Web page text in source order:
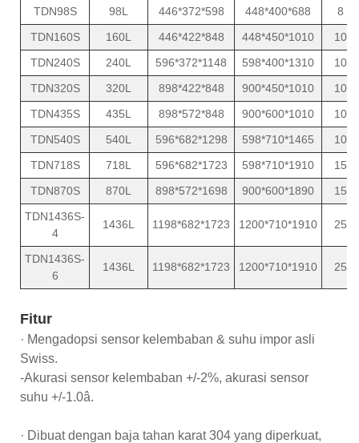
TDN98S
98L 446*372*598 448*400*688
8
TDN160S
160L 446*422*848 448*450*1010
10
TDN240S
240L 596*372*1148 598*400*1310
10
TDN320S
320L 898*422*848 900*450*1010
10
TDN435S
435L 898*572*848 900*600*1010
10
TDN540S
540L 596*682*1298 598*710*1465
10
TDN718S
718L 596*682*1723 598*710*1910
15
TDN870S
870L 898*572*1698 900*600*1890
15
TDN1436S-
4
1436L 1198*682*1723 1200*710*1910 25
TDN1436S-
6
1436L 1198*682*1723 1200*710*1910 25
Fitur
· Mengadopsi sensor kelembaban & suhu impor asli
Swiss.
-Akurasi sensor kelembaban +/-2%, akurasi sensor
suhu +/-1.0â.
· Dibuat dengan baja tahan karat 304 yang diperkuat,